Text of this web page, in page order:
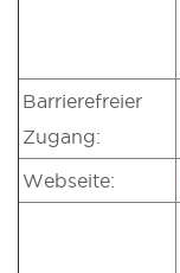
Barrierefreier
Zugang:
Webseite: